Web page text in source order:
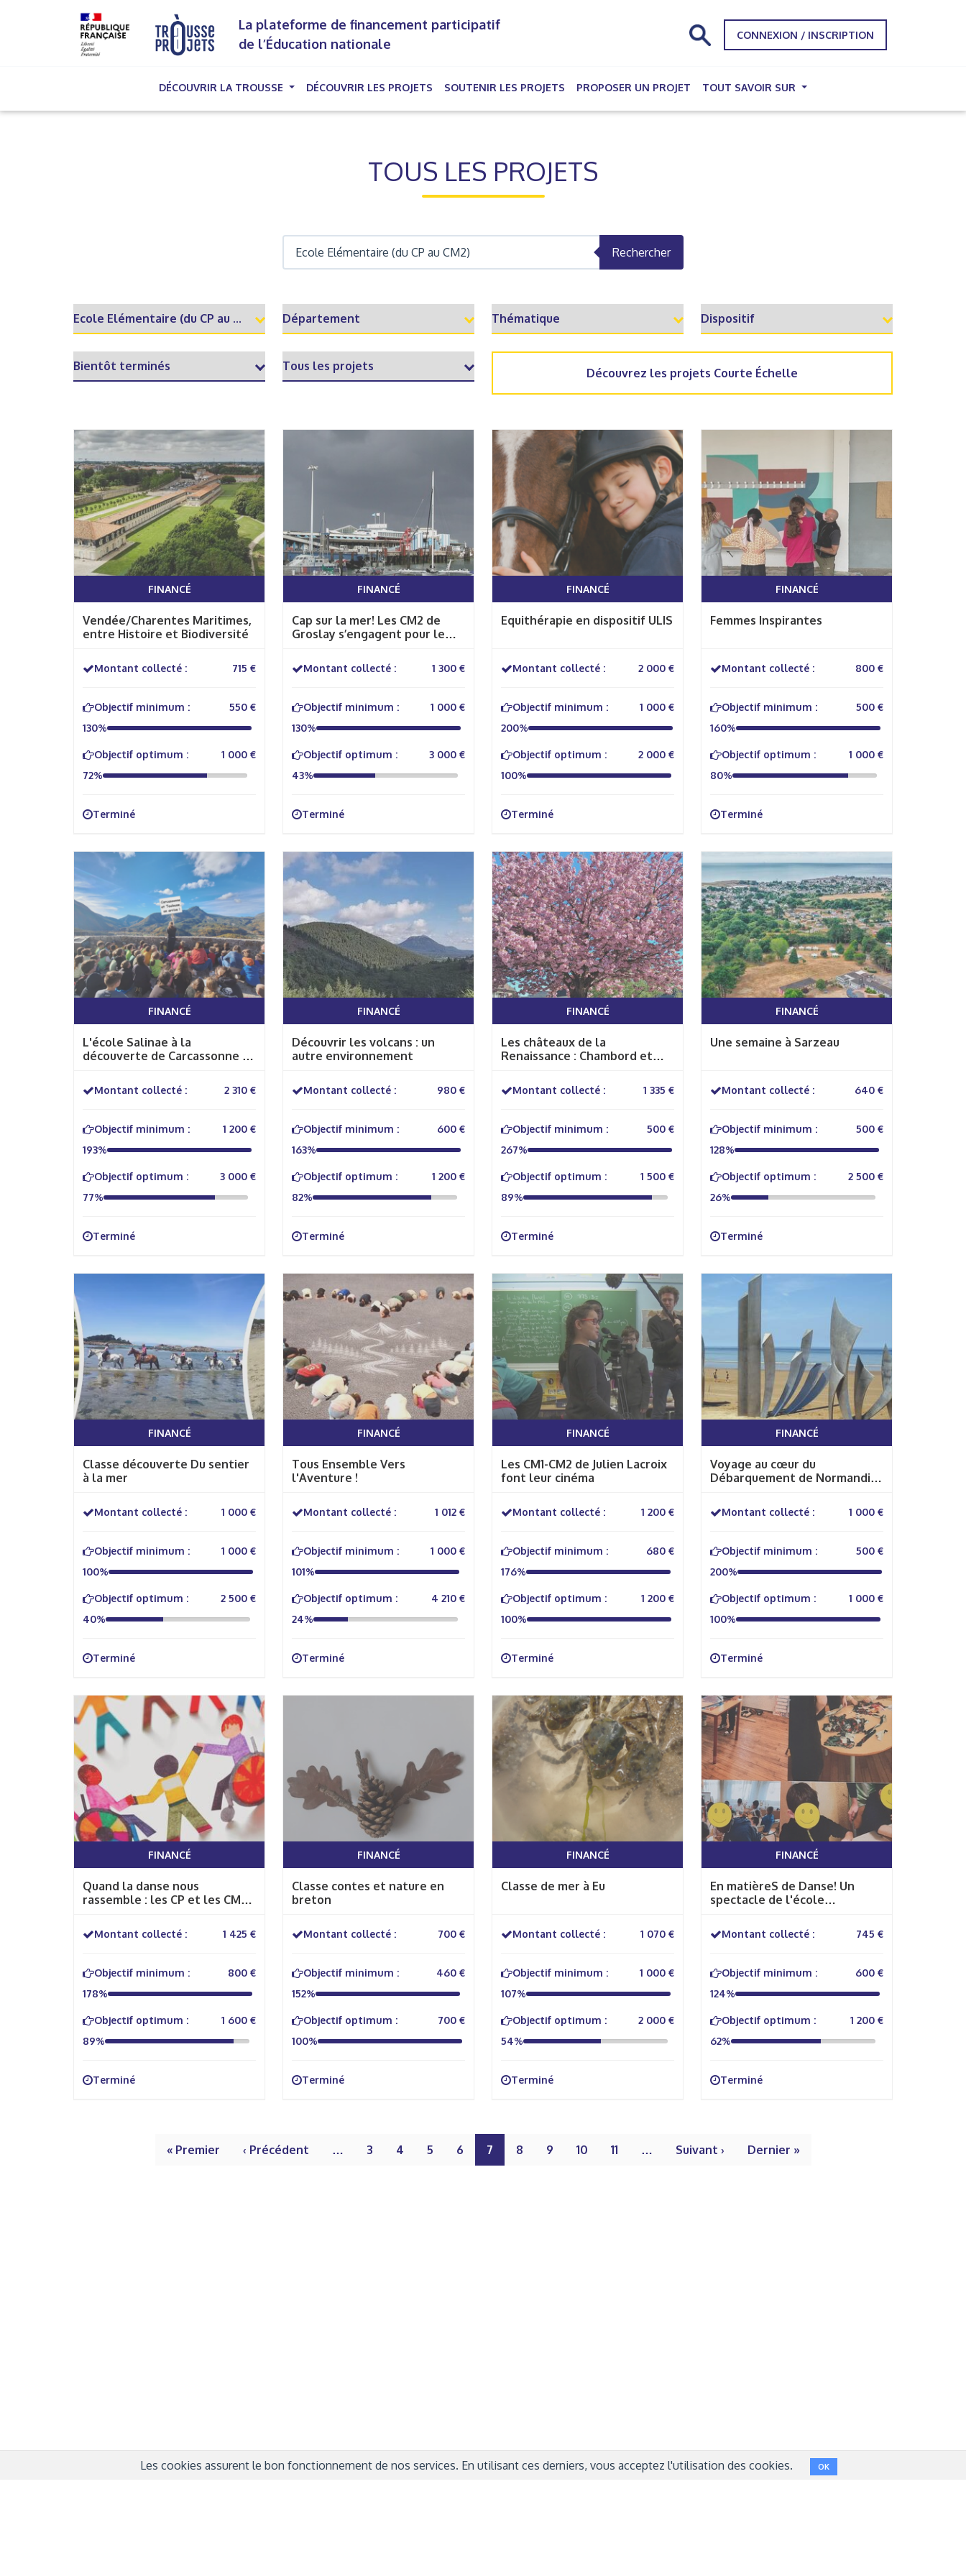
La plateforme de financement participatif
de l’Éducation nationale
CONNEXION / INSCRIPTION
DÉCOUVRIR LA TROUSSE DÉCOUVRIR LES PROJETS SOUTENIR LES PROJETS PROPOSER UN PROJET TOUT SAVOIR SUR
TOUS LES PROJETS
Rechercher
Découvrez les projets Courte Échelle
FINANCÉ
Vendée/Charentes Maritimes,
entre Histoire et Biodiversité
Montant collecté : 715 €
Objectif minimum :
550 €
130%
Objectif optimum :
1 000 €
72%
Terminé
FINANCÉ
Cap sur la mer! Les CM2 de
Groslay s’engagent pour le
Montant collecté : 1 300 €
Objectif minimum :
1 000 €
130%
Objectif optimum :
3 000 €
43%
Terminé
FINANCÉ
Equithérapie en dispositif ULIS
Montant collecté : 2 000 €
Objectif minimum :
1 000 €
200%
Objectif optimum :
2 000 €
100%
Terminé
FINANCÉ
Femmes Inspirantes
Montant collecté : 800 €
Objectif minimum :
500 €
160%
Objectif optimum :
1 000 €
80%
Terminé
FINANCÉ
L'école Salinae à la
découverte de Carcassonne et
Montant collecté : 2 310 €
Objectif minimum :
1 200 €
193%
Objectif optimum :
3 000 €
77%
Terminé
FINANCÉ
Découvrir les volcans : un
autre environnement
Montant collecté : 980 €
Objectif minimum :
600 €
163%
Objectif optimum :
1 200 €
82%
Terminé
FINANCÉ
Les châteaux de la
Renaissance : Chambord et
Montant collecté : 1 335 €
Objectif minimum :
500 €
267%
Objectif optimum :
1 500 €
89%
Terminé
FINANCÉ
Une semaine à Sarzeau
Montant collecté : 640 €
Objectif minimum :
500 €
128%
Objectif optimum :
2 500 €
26%
Terminé
FINANCÉ
Classe découverte Du sentier
à la mer
Montant collecté : 1 000 €
Objectif minimum :
1 000 €
100%
Objectif optimum :
2 500 €
40%
Terminé
FINANCÉ
Tous Ensemble Vers
l'Aventure !
Montant collecté : 1 012 €
Objectif minimum :
1 000 €
101%
Objectif optimum :
4 210 €
24%
Terminé
FINANCÉ
Les CM1-CM2 de Julien Lacroix
font leur cinéma
Montant collecté : 1 200 €
Objectif minimum :
680 €
176%
Objectif optimum :
1 200 €
100%
Terminé
FINANCÉ
Voyage au cœur du
Débarquement de Normandie
Beach à la Pointe du Hoc
Montant collecté : 1 000 €
Objectif minimum :
500 €
200%
Objectif optimum :
1 000 €
100%
Terminé
FINANCÉ
Quand la danse nous
rassemble : les CP et les CM2
l'IME.
Montant collecté : 1 425 €
Objectif minimum :
800 €
178%
Objectif optimum :
1 600 €
89%
Terminé
FINANCÉ
Classe contes et nature en
breton
Montant collecté : 700 €
Objectif minimum :
460 €
152%
Objectif optimum :
700 €
100%
Terminé
FINANCÉ
Classe de mer à Eu
Montant collecté : 1 070 €
Objectif minimum :
1 000 €
107%
Objectif optimum :
2 000 €
54%
Terminé
FINANCÉ
En matièreS de Danse! Un
spectacle de l'école
Montant collecté : 745 €
Objectif minimum :
600 €
124%
Objectif optimum :
1 200 €
62%
Terminé
« Premier ‹ Précédent … 3 4 5 6 7 8 9 10 11 … Suivant › Dernier »
© 2024 Copyright Trousse à Projets | Powered by Capsens |
Les cookies assurent le bon fonctionnement de nos services. En utilisant ces derniers, vous acceptez l'utilisation des cookies. OK